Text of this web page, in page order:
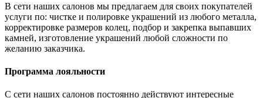
В сети наших салонов мы предлагаем для своих покупателей
услуги по: чистке и полировке украшений из любого металла,
корректировке размеров колец, подбор и закрепка выпавших
камней, изготовление украшений любой сложности по
желанию заказчика.
Программа лояльности
С сети наших салонов постоянно действуют интересные